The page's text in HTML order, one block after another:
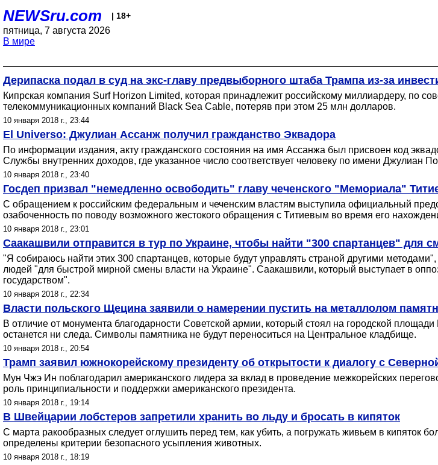
NEWSru.com | 18+
пятница, 7 августа 2026
В мире
Дерипаска подал в суд на экс-главу предвыборного штаба Трампа из-за
Кипрская компания Surf Horizon Limited, которая принадлежит российскому миллиардеру, по
телекоммуникационных компаний Black Sea Cable, потеряв при этом 25 млн долларов.
10 января 2018 г., 23:44
El Universo: Джулиан Ассанж получил гражданство Эквадора
По информации издания, акту гражданского состояния на имя Ассанжа был присвоен код
Службы внутренних доходов, где указанное число соответствует человеку по имени Джулиан
10 января 2018 г., 23:40
Госдеп призвал "немедленно освободить" главу чеченского "Мемориала"
С обращением к российским федеральным и чеченским властям выступила официальный
озабоченность по поводу возможного жестокого обращения с Титиевым во время его
10 января 2018 г., 23:01
Саакашвили отправится в тур по Украине, чтобы найти "300 спартанцев" для
"Я собираюсь найти этих 300 спартанцев, которые будут управлять страной другими
людей "для быстрой мирной смены власти на Украине". Саакашвили, который выступает в
государством".
10 января 2018 г., 22:34
Власти польского Щецина заявили о намерении пустить на металлолом
В отличие от монумента благодарности Советской армии, который стоял на городской
останется ни следа. Символы памятника не будут переноситься на Центральное кладбище.
10 января 2018 г., 20:54
Трамп заявил южнокорейскому президенту об открытости к диалогу с
Мун Чжэ Ин поблагодарил американского лидера за вклад в проведение межкорейских
роль принципиальности и поддержки американского президента.
10 января 2018 г., 19:14
В Швейцарии лобстеров запретили хранить во льду и бросать в кипяток
С марта ракообразных следует оглушить перед тем, как убить, а погружать живьем в кипяток
определены критерии безопасного усыпления животных.
10 января 2018 г., 18:19